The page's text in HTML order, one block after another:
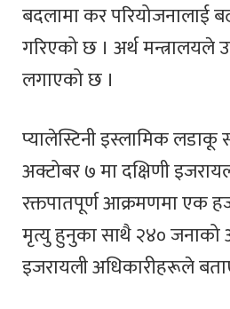
बदलामा कर परियोजनालाई
गरिएको छ । अर्थ मन्त्रालयले
लगाएको छ ।
प्यालेस्टिनी इस्लामिक
अक्टोबर ७ मा दक्षिणी
रक्तपातपूर्ण आक्रमणमा एक
मृत्यु हुनुका साथै २४०
इजरायली अधिकारीहरूले